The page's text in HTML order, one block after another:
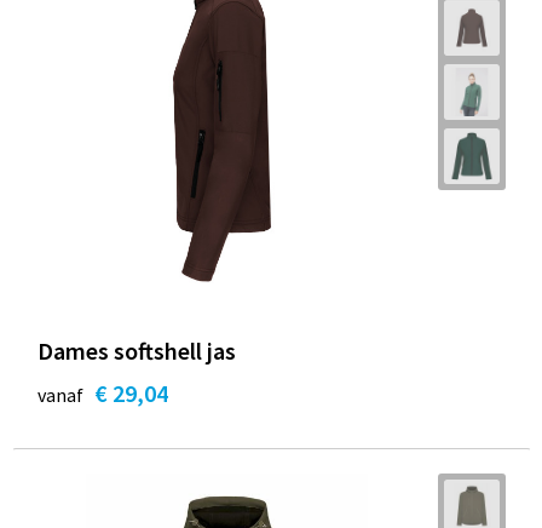
Dames softshell jas
vanaf € 29,04